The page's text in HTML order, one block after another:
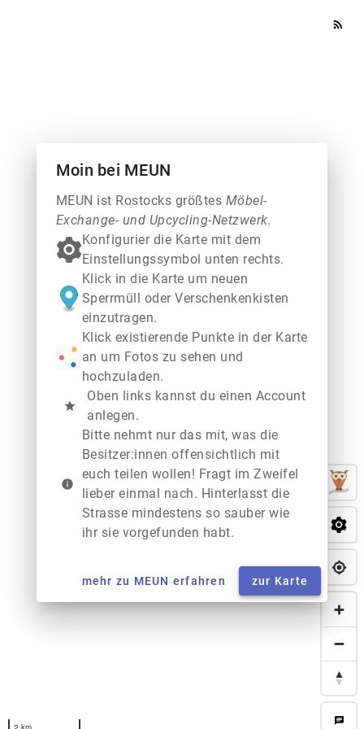
rss_feed
chat
Moin bei MEUN
MEUN ist Rostocks größtes Möbel-
Exchange- und Upcycling-Netzwerk.
Konfigurier die Karte mit dem
Einstellungssymbol unten rechts.
Klick in die Karte um neuen
Sperrmüll oder Verschenkenkisten
einzutragen.
Klick existierende Punkte in der Karte
an um Fotos zu sehen und
hochzuladen.
star
Oben links kannst du einen Account
anlegen.
info
Bitte nehmt nur das mit, was die
Besitzer:innen offensichtlich mit
euch teilen wollen! Fragt im Zweifel
lieber einmal nach. Hinterlasst die
Strasse mindestens so sauber wie
ihr sie vorgefunden habt.
mehr zu MEUN erfahren zur Karte